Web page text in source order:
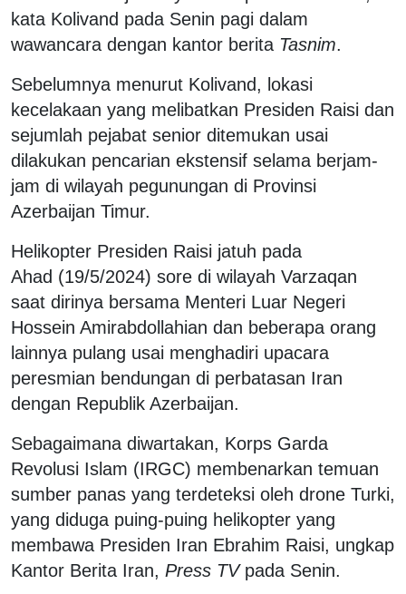
kata Kolivand pada Senin pagi dalam
wawancara dengan kantor berita Tasnim.
Sebelumnya menurut Kolivand, lokasi
kecelakaan yang melibatkan Presiden Raisi dan
sejumlah pejabat senior ditemukan usai
dilakukan pencarian ekstensif selama berjam-
jam di wilayah pegunungan di Provinsi
Azerbaijan Timur.
Helikopter Presiden Raisi jatuh pada
Ahad (19/5/2024) sore di wilayah Varzaqan
saat dirinya bersama Menteri Luar Negeri
Hossein Amirabdollahian dan beberapa orang
lainnya pulang usai menghadiri upacara
peresmian bendungan di perbatasan Iran
dengan Republik Azerbaijan.
Sebagaimana diwartakan, Korps Garda
Revolusi Islam (IRGC) membenarkan temuan
sumber panas yang terdeteksi oleh drone Turki,
yang diduga puing-puing helikopter yang
membawa Presiden Iran Ebrahim Raisi, ungkap
Kantor Berita Iran, Press TVpada Senin.